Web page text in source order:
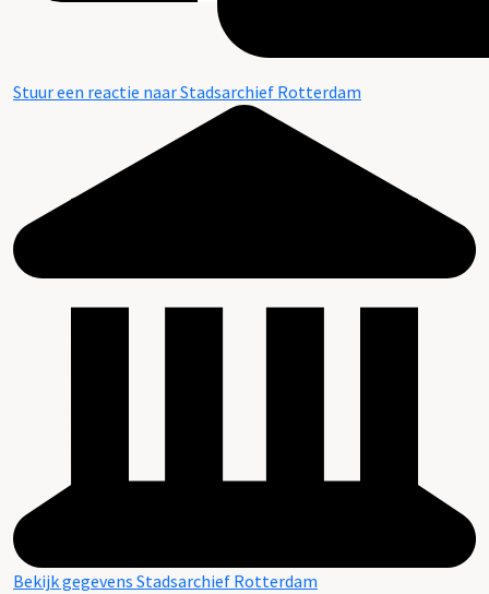
Stuur een reactie naar Stadsarchief Rotterdam
Bekijk gegevens Stadsarchief Rotterdam